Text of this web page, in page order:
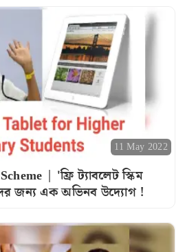
11 May 2022
| 'ফ্রি ট্যাবলেট স্কিম
জন্য এক অভিনব উদ্যোগ !